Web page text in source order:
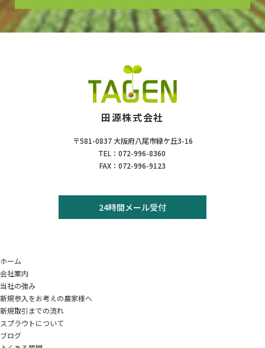
田源株式会社
〒581-0837 大阪府八尾市緑ケ丘3-16
TEL：072-996-8360
FAX：072-996-9123
24時間メール受付
ホーム
会社案内
当社の強み
新規参入をお考えの農家様へ
新規取引までの流れ
スプラウトについて
ブログ